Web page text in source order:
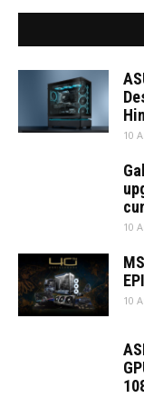
10
10
10